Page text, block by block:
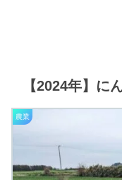
【2024年】に
農業